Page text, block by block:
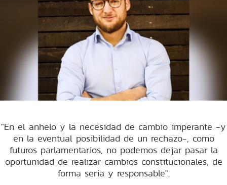
"En el anhelo y la necesidad de cambio imperante -y
en la eventual posibilidad de un rechazo-, como
futuros parlamentarios, no podemos dejar pasar la
oportunidad de realizar cambios constitucionales, de
forma seria y responsable".